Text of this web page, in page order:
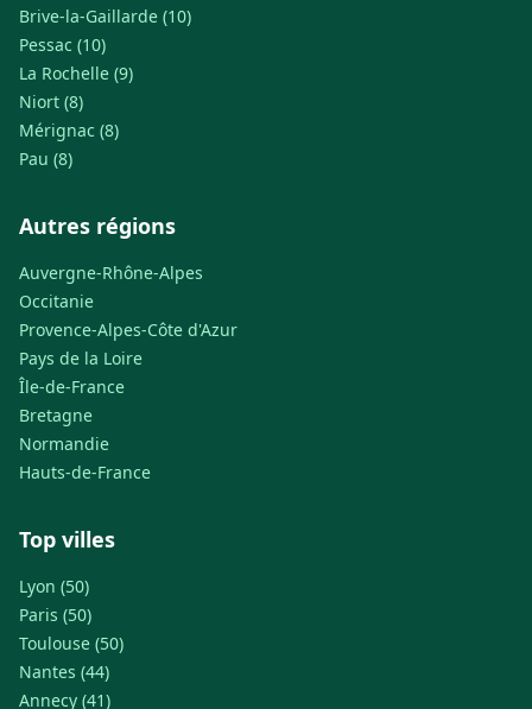
Brive-la-Gaillarde (10)
Pessac (10)
La Rochelle (9)
Niort (8)
Mérignac (8)
Pau (8)
Autres régions
Auvergne-Rhône-Alpes
Occitanie
Provence-Alpes-Côte d'Azur
Pays de la Loire
Île-de-France
Bretagne
Normandie
Hauts-de-France
Top villes
Lyon (50)
Paris (50)
Toulouse (50)
Nantes (44)
Annecy (41)